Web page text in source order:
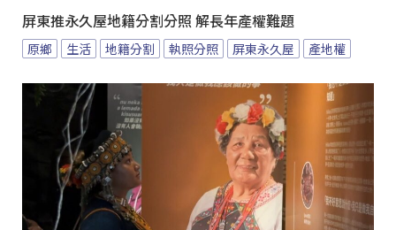
屏東推永久屋地籍分割分照 解長年產權難題
原鄉 生活 地籍分割 執照分照 屏東永久屋 產地權